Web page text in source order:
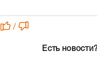
/
Есть